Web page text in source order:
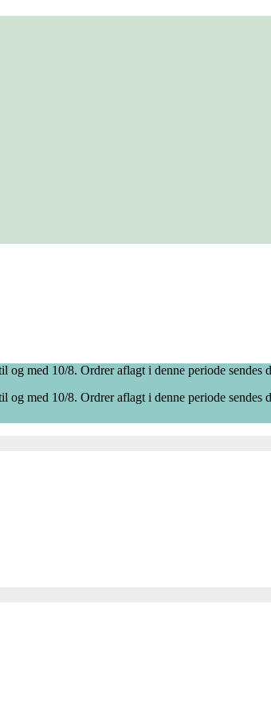
med 10/8. Ordrer aflagt i denne periode sendes
med 10/8. Ordrer aflagt i denne periode sendes